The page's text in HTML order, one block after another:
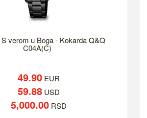
verom u Boga - Kokarda Q&Q
C04A(C)
49.90EUR
59.88USD
5,000.00RSD